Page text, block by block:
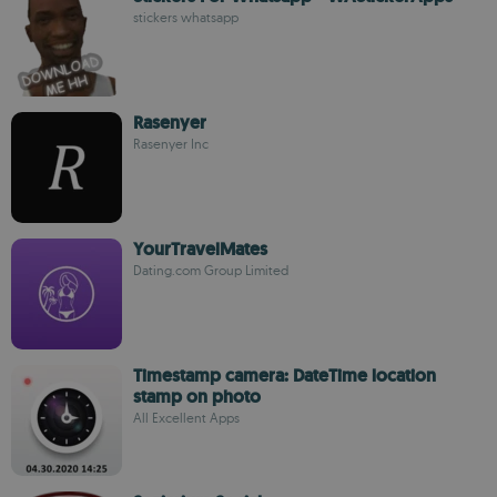
stickers whatsapp
Rasenyer
Rasenyer Inc
YourTravelMates
Dating.com Group Limited
Timestamp camera: DateTime location
stamp on photo
All Excellent Apps